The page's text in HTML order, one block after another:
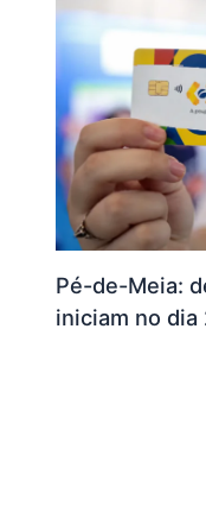
Pé-de-Meia:
iniciam no dia